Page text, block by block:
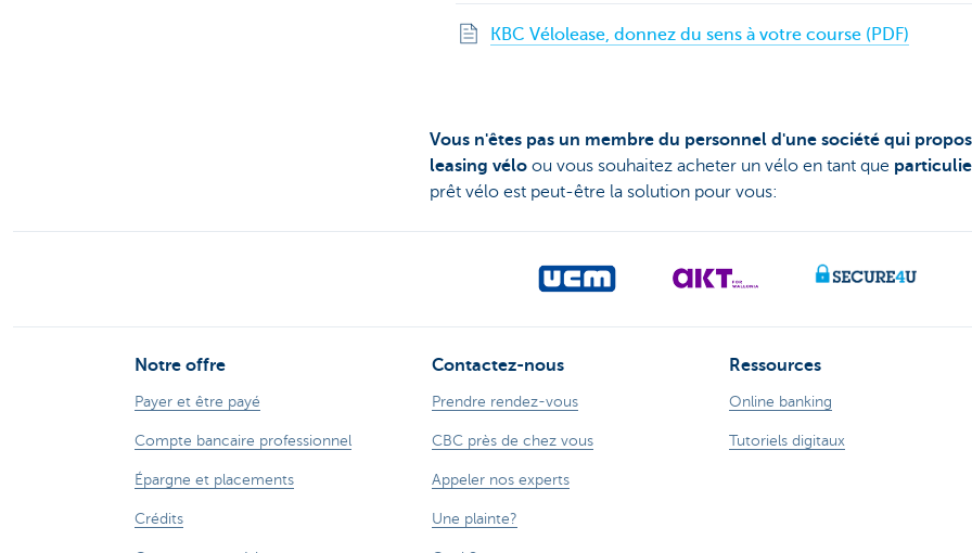
KBC Vélolease, donnez du sens à votre course (PDF)
Vous n'êtes pas un membre du personnel d'une société qui
leasing véloou vous souhaitez acheter un vélo en tant que
prêt vélo est peut-être la solution pour vous:
Notre offre
Payer et être payé
Compte bancaire professionnel
Épargne et placements
Crédits
Contactez-nous
Prendre rendez-vous
CBC près de chez vous
Appeler nos experts
Une plainte?
Ressources
Online banking
Tutoriels digitaux